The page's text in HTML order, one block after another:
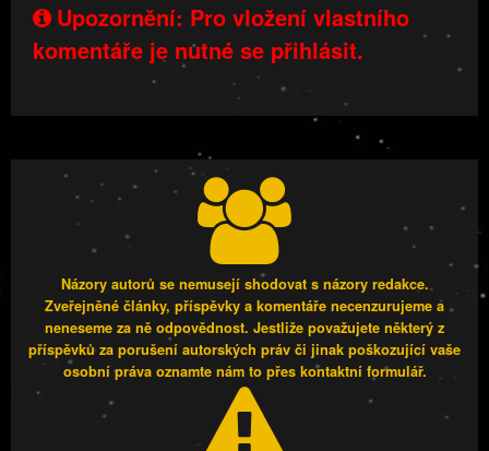
Upozornění: Pro vložení vlastního
komentáře je nutné se přihlásit.
Názory autorů se nemusejí shodovat s názory redakce.
Zveřejněné články, příspěvky a komentáře necenzurujeme a
neneseme za ně odpovědnost. Jestliže považujete některý z
příspěvků za porušení autorských práv či jinak poškozující vaše
osobní práva oznamte nám to přes kontaktní formulář.